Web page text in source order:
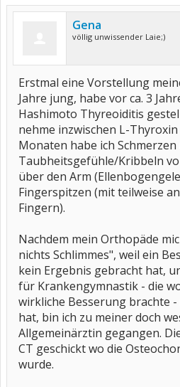
Gena
völlig unwissender Laie;)
Erstmal eine Vorstellung
Jahre jung, habe vor ca. 3
Hashimoto Thyreoiditis
nehme inzwischen L-Thyroxin
Monaten habe ich Schmerzen
Taubheitsgefühle/Kribbeln
über den Arm
Fingerspitzen (mit teilweise
Fingern).
Nachdem mein Orthopäde
nichts Schlimmes", weil ein
kein Ergebnis gebracht hat,
für Krankengymnastik - die
wirkliche Besserung brachte
hat, bin ich zu meiner doch
Allgemeinärztin gegangen.
CT geschickt wo die
wurde.